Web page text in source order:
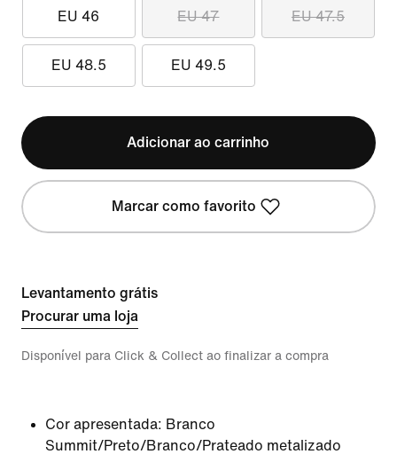
EU 46 EU 47 EU 47.5
EU 48.5 EU 49.5
Adicionar ao carrinho
Marcar como favorito
Levantamento grátis
Procurar uma loja
Disponível para Click & Collect ao finalizar a compra
Cor apresentada: Branco
Summit/Preto/Branco/Prateado metalizado